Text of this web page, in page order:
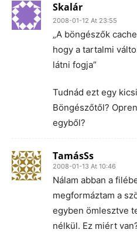
Skalár
2008-01-12 At 23:55
„A böngészők
hogy a tartalmi
látni fogja”
Tudnád ezt egy
Böngészőtől?
egyből?
TamásSs
2008-01-13 At 10:46
Nálam abban a
megformáztam a
egyben ömlesztve
nélkül. Ez miért